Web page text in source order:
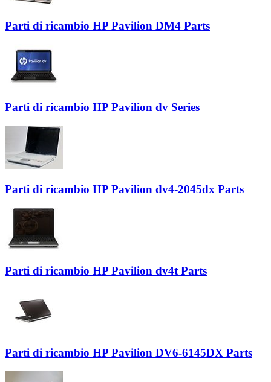
Parti di ricambio HP Pavilion DM4 Parts
Parti di ricambio HP Pavilion dv Series
Parti di ricambio HP Pavilion dv4-2045dx Parts
Parti di ricambio HP Pavilion dv4t Parts
Parti di ricambio HP Pavilion DV6-6145DX Parts